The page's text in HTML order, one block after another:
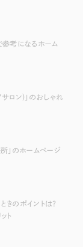
参考になるホーム
ロン)」のおしゃれ
」のホームページ
きのポイントは？
ト